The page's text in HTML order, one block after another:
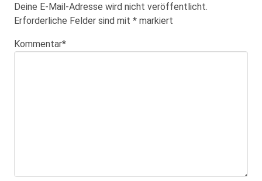
Deine E-Mail-Adresse wird nicht veröffentlicht.
Erforderliche Felder sind mit * markiert
Kommentar*